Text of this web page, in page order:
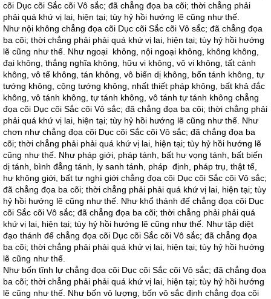
cõi Dục cõi Sắc cõi Vô sắc; đã chẳng đọa ba cõi; thời chẳng phải
phải quá khứ vị lai, hiện tại; tùy hỷ hồi hướng lẽ cũng như thế.
Như nội không chẳng đọa cõi Dục cõi Sắc cõi Vô sắc; đã chẳng đọa
ba cõi; thời chẳng phải phải quá khứ vị lai, hiện tại; tùy hỷ hồi hướng
lẽ cũng như thế. Như ngoại không, nội ngoại không, không không,
đại không, thắng nghĩa không, hữu vi không, vô vi không, tất cảnh
không, vô tế không, tán không, vô biến dị không, bổn tánh không, tự
tướng không, cộng tướng không, nhất thiết pháp không, bất khả đắc
không, vô tánh không, tự tánh không, vô tánh tự tánh không chẳng
đọa cõi Dục cõi Sắc cõi Vô sắc; đã chẳng đọa ba cõi; thời chẳng phải
phải quá khứ vị lai, hiện tại; tùy hỷ hồi hướng lẽ cũng như thế. Như
chơn như chẳng đọa cõi Dục cõi Sắc cõi Vô sắc; đã chẳng đọa ba
cõi; thời chẳng phải phải quá khứ vị lai, hiện tại; tùy hỷ hồi hướng lẽ
cũng như thế. Như pháp giới, pháp tánh, bất hư vọng tánh, bất biến
dị tánh, bình đẳng tánh, ly sanh tánh, pháp định, pháp trụ, thật tế,
hư không giới, bất tư nghì giới chẳng đọa cõi Dục cõi Sắc cõi Vô sắc;
đã chẳng đọa ba cõi; thời chẳng phải phải quá khứ vị lai, hiện tại; tùy
hỷ hồi hướng lẽ cũng như thế. Như khổ thánh đế chẳng đọa cõi Dục
cõi Sắc cõi Vô sắc; đã chẳng đọa ba cõi; thời chẳng phải phải quá
khứ vị lai, hiện tại; tùy hỷ hồi hướng lẽ cũng như thế. Như tập diệt
đạo thánh đế chẳng đọa cõi Dục cõi Sắc cõi Vô sắc; đã chẳng đọa
ba cõi; thời chẳng phải phải quá khứ vị lai, hiện tại; tùy hỷ hồi hướng
lẽ cũng như thế.
Như bốn tĩnh lự chẳng đọa cõi Dục cõi Sắc cõi Vô sắc; đã chẳng đọa
ba cõi; thời chẳng phải phải quá khứ vị lai, hiện tại; tùy hỷ hồi hướng
lẽ cũng như thế. Như bốn vô lượng, bốn vô sắc định chẳng đọa cõi